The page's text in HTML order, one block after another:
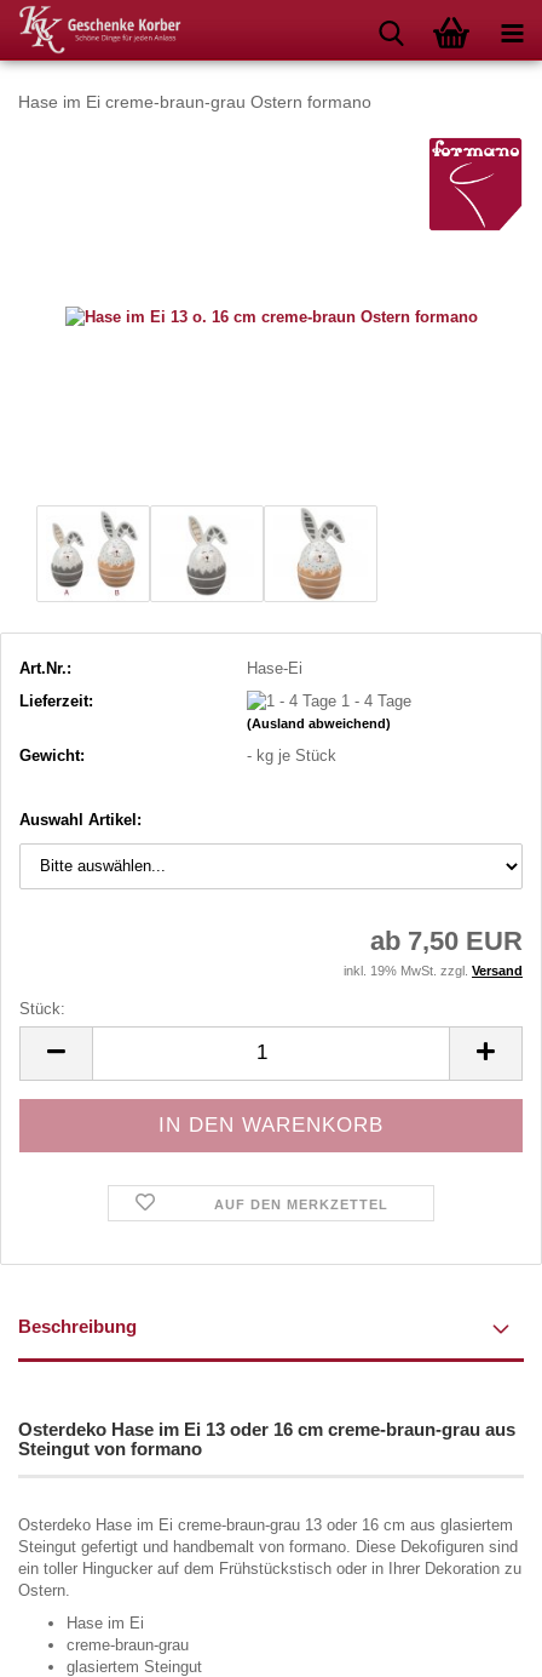
Hase im Ei creme-braun-grau Ostern formano
Art.Nr.:
Hase-Ei
Lieferzeit:
1 - 4 Tage
(Ausland abweichend)
Gewicht: - kg je Stück
Auswahl Artikel:
ab 7,50 EUR
inkl. 19% MwSt. zzgl. Versand
Stück:
AUF DEN MERKZETTEL
Beschreibung
Osterdeko Hase im Ei 13 oder 16 cm creme-braun-grau aus
Steingut von formano
Osterdeko Hase im Ei creme-braun-grau 13 oder 16 cm aus glasiertem
Steingut gefertigt und handbemalt von formano. Diese Dekofiguren sind
ein toller Hingucker auf dem Frühstückstisch oder in Ihrer Dekoration zu
Ostern.
Hase im Ei
creme-braun-grau
glasiertem Steingut